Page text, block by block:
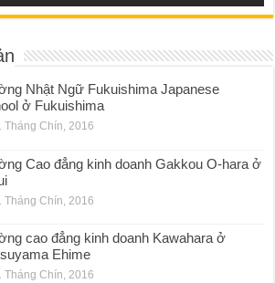
Nhật Ngữ Fukuishima Japanese
ở Fukuishima
Tháng Chín, 2016
Cao đẳng kinh doanh Gakkou O-hara ở
Tháng Chín, 2016
cao đẳng kinh doanh Kawahara ở
Ehime
Tháng Chín, 2016